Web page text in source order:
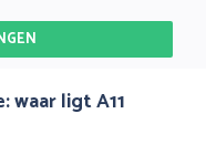
waar ligt A11